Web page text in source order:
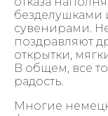
безделушками
сувенирами.
поздравляют
открытки,
В общем, все
радость.
Многие